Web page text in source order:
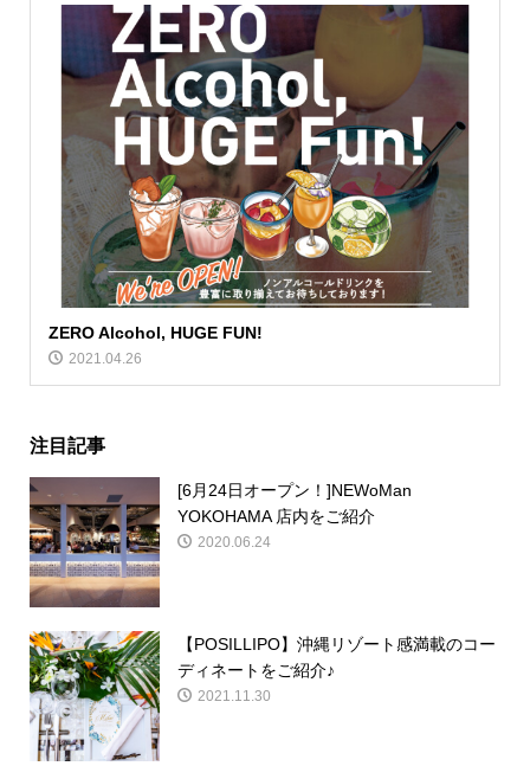
ZERO Alcohol, HUGE FUN!
2021.04.26
注目記事
[6月24日オープン！]NEWoMan
YOKOHAMA 店内をご紹介
2020.06.24
【POSILLIPO】沖縄リゾート感満載のコー
ディネートをご紹介♪
2021.11.30